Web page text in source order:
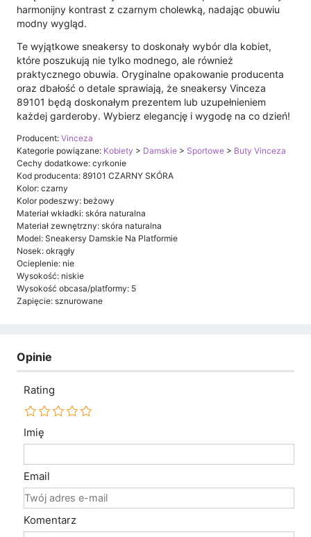
harmonijny kontrast z czarnym cholewką, nadając obuwiu
modny wygląd.
Te wyjątkowe sneakersy to doskonały wybór dla kobiet,
które poszukują nie tylko modnego, ale również
praktycznego obuwia. Oryginalne opakowanie producenta
oraz dbałość o detale sprawiają, że sneakersy Vinceza
89101 będą doskonałym prezentem lub uzupełnieniem
każdej garderoby. Wybierz elegancję i wygodę na co dzień!
Producent: Vinceza
Kategorie powiązane: Kobiety > Damskie > Sportowe > Buty Vinceza
Cechy dodatkowe: cyrkonie
Kod producenta: 89101 CZARNY SKÓRA
Kolor: czarny
Kolor podeszwy: beżowy
Materiał wkładki: skóra naturalna
Materiał zewnętrzny: skóra naturalna
Model: Sneakersy Damskie Na Platformie
Nosek: okrągły
Ocieplenie: nie
Wysokość: niskie
Wysokość obcasa/platformy: 5
Zapięcie: sznurowane
Opinie
Rating
Imię
Email
Komentarz